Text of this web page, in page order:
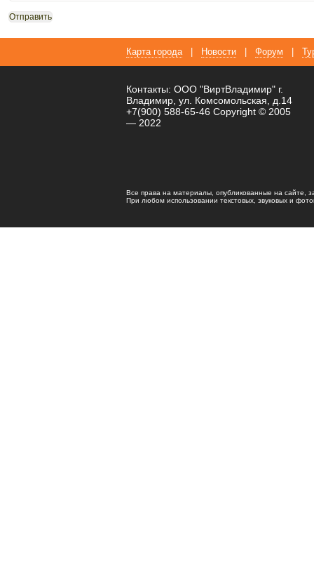
Карта города Новости Форум
Контакты: ООО "ВиртВладимир" г.
Владимир, ул. Комсомольская, д.14
+7(900) 588-65-46 Copyright © 2005
— 2022
Все права на материалы, опубликованные на сайте,
При любом использовании текстовых, звуковых и